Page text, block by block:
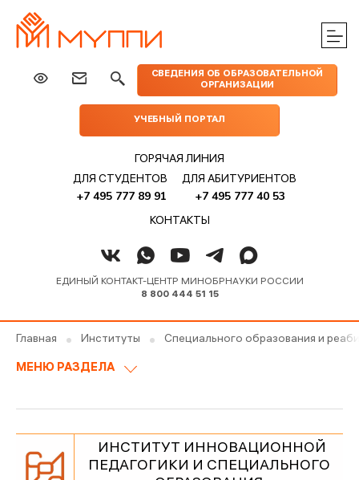
СВЕДЕНИЯ ОБ ОБРАЗОВАТЕЛЬНОЙ
ОРГАНИЗАЦИИ
УЧЕБНЫЙ ПОРТАЛ
ГОРЯЧАЯ ЛИНИЯ
ДЛЯ СТУДЕНТОВ
+7 495 777 89 91
ДЛЯ АБИТУРИЕНТОВ
+7 495 777 40 53
КОНТАКТЫ
ЕДИНЫЙ КОНТАКТ-ЦЕНТР МИНОБРНАУКИ РОССИИ
8 800 444 51 15
МЕРОПРИЯТИЯ
ПРАКТИЧЕСКОЙ
ИЗДАТЕЛЬСТВО
МУППИ
Главная Институты Специального образования и
МЕНЮ РАЗДЕЛА
ИНСТИТУТ ИННОВАЦИОННОЙ
ПЕДАГОГИКИ И СПЕЦИАЛЬНОГО